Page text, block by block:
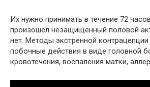
Их нужно принимать в течение 72
произошел незащищенный половой
нет. Методы экстренной контрацепции
побочные действия в виде головной
кровотечения, воспаления матки,